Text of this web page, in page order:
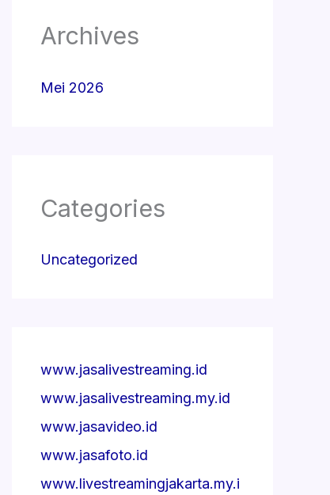
Archives
Mei 2026
Categories
Uncategorized
www.jasalivestreaming.id
www.jasalivestreaming.my.id
www.jasavideo.id
www.jasafoto.id
www.livestreamingjakarta.my.i